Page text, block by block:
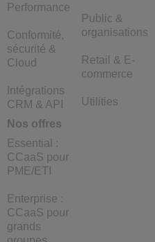
Performance
Conformité,
sécurité &
Cloud
Intégrations
CRM & API
Nos offres
Essential :
CCaaS pour
PME/ETI
Enterprise :
CCaaS pour
grands
Public &
organisations
Retail & E-
commerce
Utilities